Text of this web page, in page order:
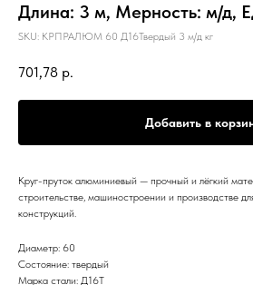
Длина: 3 м, Мерность: м/д,
SKU: КРПРАЛЮМ 60 Д16Твердый 3 м/д кг
701,78 р.
Добавить в
Круг-пруток алюминиевый — прочный и лёгкий
строительстве, машиностроении и производстве
конструкций.
Диаметр: 60
Состояние: твердый
Марка стали: Д16Т